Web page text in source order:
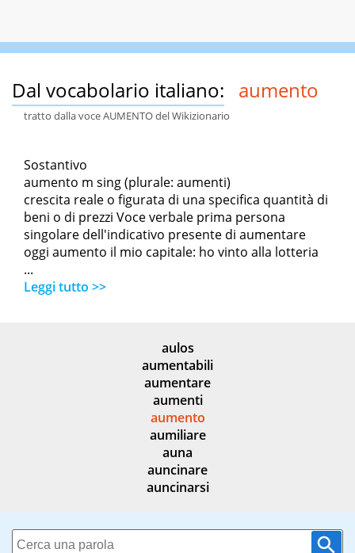
Dal vocabolario italiano: aumento
tratto dalla voce AUMENTO del Wikizionario
Sostantivo
aumento m sing (plurale: aumenti)
crescita reale o figurata di una specifica quantità di
beni o di prezzi Voce verbale prima persona
singolare dell'indicativo presente di aumentare
oggi aumento il mio capitale: ho vinto alla lotteria
...
Leggi tutto >>
aulos
aumentabili
aumentare
aumenti
aumento
aumiliare
auna
auncinare
auncinarsi